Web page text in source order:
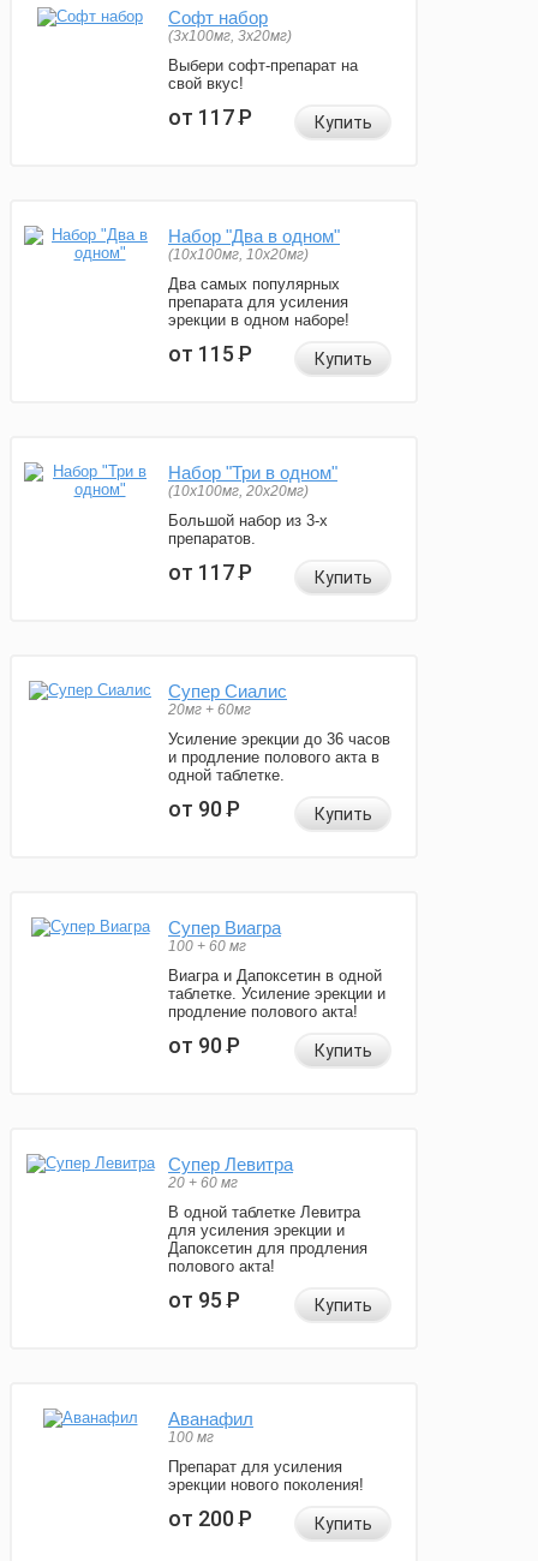
Софт набор
(3x100мг, 3x20мг)
Выбери софт-препарат на
свой вкус!
от 117Р Купить
Набор "Два в одном"
(10x100мг, 10x20мг)
Два самых популярных
препарата для усиления
эрекции в одном наборе!
от 115Р Купить
Набор "Три в одном"
(10x100мг, 20x20мг)
Большой набор из 3-х
препаратов.
от 117Р Купить
Супер Сиалис
20мг + 60мг
Усиление эрекции до 36 часов
и продление полового акта в
одной таблетке.
от 90Р Купить
Супер Виагра
100 + 60 мг
Виагра и Дапоксетин в одной
таблетке. Усиление эрекции и
продление полового акта!
от 90Р Купить
Супер Левитра
20 + 60 мг
В одной таблетке Левитра
для усиления эрекции и
Дапоксетин для продления
полового акта!
от 95Р Купить
Аванафил
100 мг
Препарат для усиления
эрекции нового поколения!
от 200Р Купить